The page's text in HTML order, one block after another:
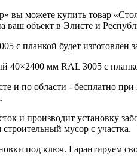
вы можете купить товар
ваш объект в Элисте и
с планкой будет
40×2400 мм RAL 3005 с
и по области - бесплатно
и производит установку
мусор с участка.
под ключ. Гарантируем